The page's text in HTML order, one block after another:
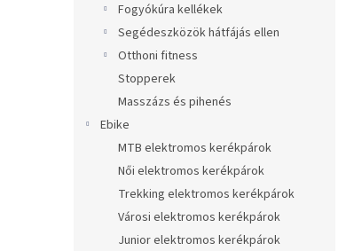
Fogyókúra kellékek
Segédeszközök hátfájás ellen
Otthoni fitness
Stopperek
Masszázs és pihenés
Ebike
MTB elektromos kerékpárok
Női elektromos kerékpárok
Trekking elektromos kerékpárok
Városi elektromos kerékpárok
Junior elektromos kerékpárok